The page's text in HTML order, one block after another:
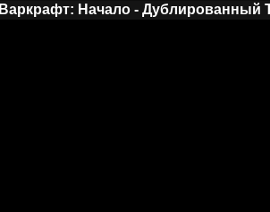
Варкрафт: Начало - Дублированный